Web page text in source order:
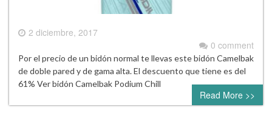
2 diciembre, 2017
0 comment
Por el precio de un bidón normal te llevas este bidón Camelbak
de doble pared y de gama alta. El descuento que tiene es del
61% Ver bidón Camelbak Podium Chill
Read More >>